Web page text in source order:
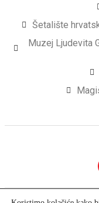
Šetalište
Muzej Ljudevita